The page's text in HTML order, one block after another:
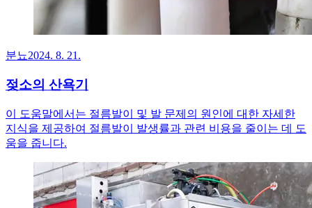
분뇨2024. 8. 21.
젖소의 산욕기
이 도움말에서는 절름발이 및 발 문제의 원인에 대한 자세한
지식을 제공하여 절름발이 발생률과 관련 비용을 줄이는 데 도
움을 줍니다.